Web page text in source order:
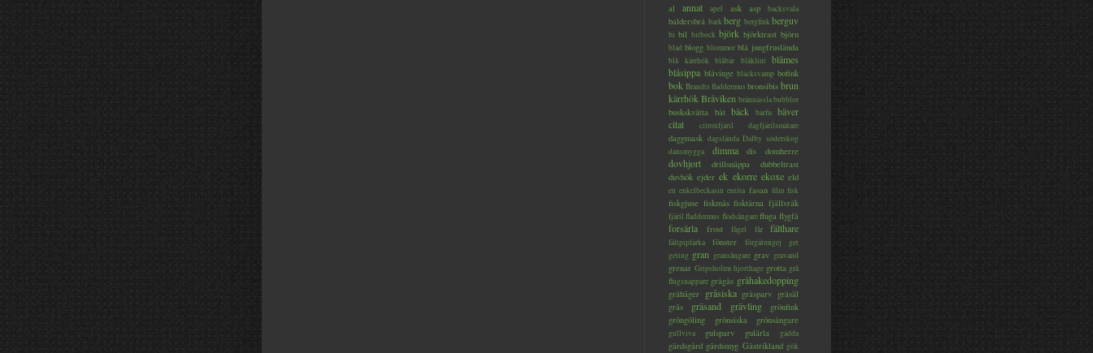
al annat apel ask asp backsvala
baldersbrå barkberg bergfinkberguv
bi bil bitbock björk björktrast björn
blad blogg blommor blå jungfruslända
blå kärrhök blåbär blåklint
blåmes
blåsippa blåvinge bläcksvamp bofink
bok Brandts fladdermus bronsibis brun
kärrhökBråviken brännässlabubblor
buskskvätta båt bäck bärfis bäver
citat
citronfjäril dagfjärilsmätare
daggmask dagslända Dalby söderskog
dansmygga
dimma dis domherre
dovhjort drillsnäppa
dubbeltrast
duvhök ejder ek ekorre ekoxe eld
en enkelbeckasin entita fasan film fisk
fiskgjuse fiskmås fisktärna fjällvråk
fjäril fladdermus flodsångarefluga flygfä
forsärla frost fågel får fälthare
fältpiplärka fönster förgätmigej
get
geting gran gransångare grav gravand
grenar Gripsholms hjorthage grotta grå
flugsnappare grågås gråhakedopping
gråhäger gråsiska gråsparv gråsäl
gräs
gräsand grävling
grönfink
gröngöling
grönsiska grönsångare
gullviva gulsparv gulärla gädda
gärdsgård gärdsmyg Gästrikland gök